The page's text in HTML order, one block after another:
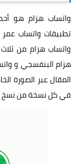
واتساب هزام هو
تطبيقات واتساب عمر
واتساب هزام من
هزام البنفسجي و
المقال عبر الصورة
في كل نسخة من نسخ